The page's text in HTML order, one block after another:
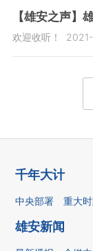
【雄安之声】
欢迎收听！
千年大计
中央部署 重大
雄安新闻